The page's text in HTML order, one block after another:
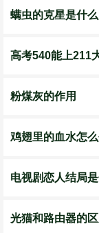
螨虫的克星是什么
高考540能上211
粉煤灰的作用
鸡翅里的血水怎
电视剧恋人结局
光猫和路由器的区